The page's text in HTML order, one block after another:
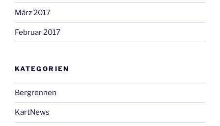
März 2017
Februar 2017
KATEGORIEN
Bergrennen
KartNews